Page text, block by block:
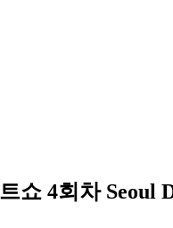
쇼 4회차 Seoul